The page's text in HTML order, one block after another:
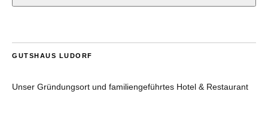
GUTSHAUS LUDORF
Unser Gründungsort und familiengeführtes Hotel & Restaurant